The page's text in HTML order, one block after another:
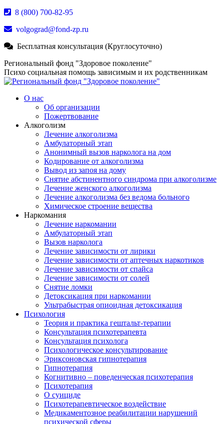
Перейти
содержанию
8 (800) 700-82-95
volgograd@fond-zp.ru
Бесплатная консультация (Круглосуточно)
Страница
Whatsapp
открывается
новом
Страница
Телеграм
открывается
новом
Страница
YouTube
открывается
новом
Региональный фонд "Здоровое поколение"
Психо социальная помощь зависимым и их родственникам
О нас
Об организации
Пожертвование
Алкоголизм
Лечение алкоголизма
Амбулаторный этап
Анонимный вызов нарколога на дом
Кодирование от алкоголизма
Вывод из запоя на дому
Снятие абстинентного синдрома при алкоголизме
Лечение женского алкоголизма
Лечение алкоголизма без ведома больного
Химическое строение вещества
Наркомания
Лечение наркомании
Амбулаторный этап
Вызов нарколога
Лечение зависимости от лирики
Лечение зависимости от аптечных наркотиков
Лечение зависимости от спайса
Лечение зависимости от солей
Снятие ломки
Детоксикация при наркомании
Ультрабыстрая опиоидная детоксикация
Психология
Теория и практика гештальт-терапии
Консультация психотерапевта
Консультация психолога
Психологическое консультирование
Эриксоновская гипнотерапия
Гипнотерапия
Когнитивно – поведенческая психотерапия
Психотерапия
О суициде
Психотерапевтическое воздействие
Медикаментозное реабилитации нарушений
психической сферы